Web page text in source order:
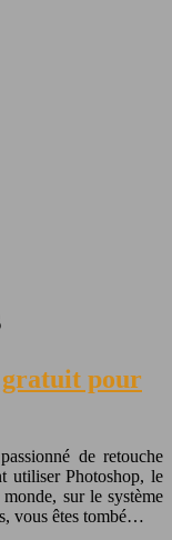
gratuit pour
de retouche
utiliser Photoshop, le
sur le système
vous êtes tombé…